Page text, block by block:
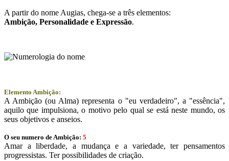
A partir do nome Augias, chega-se a três elementos:
Ambição, Personalidade e Expressão.
Elemento Ambição:
A Ambição (ou Alma) representa o "eu verdadeiro", a "essência",
aquilo que impulsiona, o motivo pelo qual se está neste mundo, os
seus objetivos e anseios.
O seu numero de Ambição: 5
Amar a liberdade, a mudança e a variedade, ter pensamentos
progressistas. Ter possibilidades de criação.